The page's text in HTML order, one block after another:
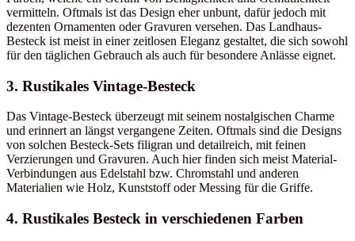
vermitteln. Oftmals ist das Design eher unbunt, dafür jedoch mit
dezenten Ornamenten oder Gravuren versehen. Das Landhaus-
Besteck ist meist in einer zeitlosen Eleganz gestaltet, die sich sowohl
für den täglichen Gebrauch als auch für besondere Anlässe eignet.
3. Rustikales Vintage-Besteck
Das Vintage-Besteck überzeugt mit seinem nostalgischen Charme
und erinnert an längst vergangene Zeiten. Oftmals sind die Designs
von solchen Besteck-Sets filigran und detailreich, mit feinen
Verzierungen und Gravuren. Auch hier finden sich meist Material-
Verbindungen aus Edelstahl bzw. Chromstahl und anderen
Materialien wie Holz, Kunststoff oder Messing für die Griffe.
4. Rustikales Besteck in verschiedenen Farben